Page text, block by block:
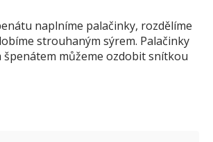
naplníme palačinky, rozdělíme
strouhaným sýrem. Palačinky
špenátem můžeme ozdobit snítkou